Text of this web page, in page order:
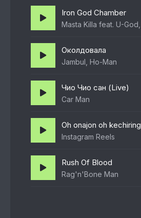
Iron God Chamber
Околдовала
Jambul, Ho-Man
Чио Чио сан (Live)
Car Man
Oh onajon oh kechiring
Instagram Reels
Rush Of Blood
Rag'n'Bone Man